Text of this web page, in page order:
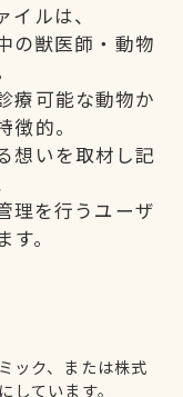
ルは、
の獣医師・動物
療可能な動物か
的。
想いを取材し記
理を行うユーザ
。
ック、または株式
ています。